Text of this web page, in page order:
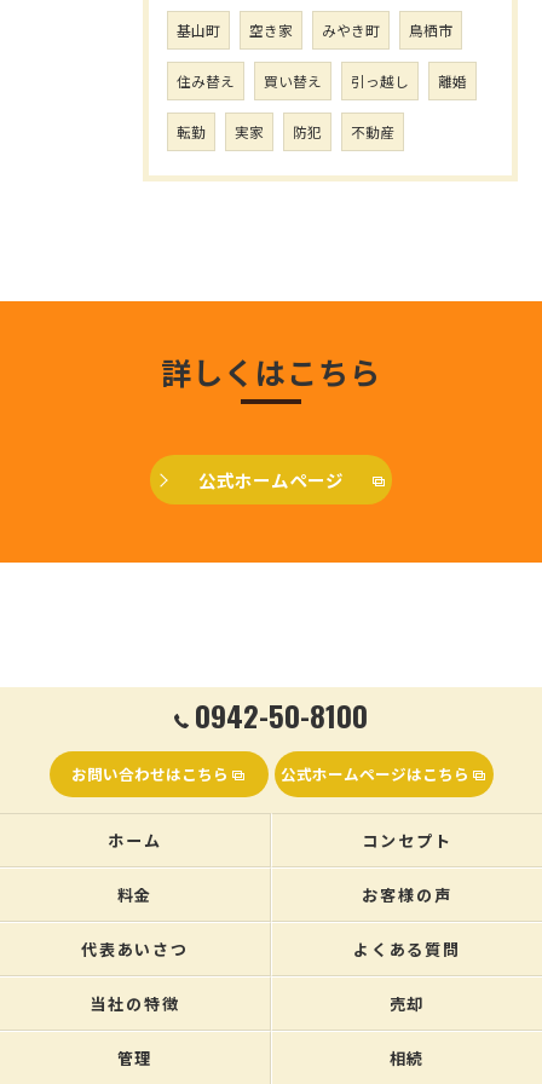
基山町 空き家 みやき町 鳥栖市
住み替え 買い替え 引っ越し 離婚
転勤 実家 防犯 不動産
詳しくはこちら
公式ホームページ
0942-50-8100
お問い合わせはこちら 公式ホームページはこちら
ホーム コンセプト
料金 お客様の声
代表あいさつ よくある質問
当社の特徴 売却
管理 相続